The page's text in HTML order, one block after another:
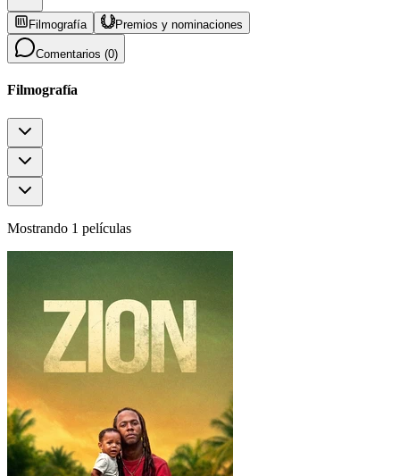
Filmografía Premios y nominaciones
Comentarios (0)
Filmografía
Mostrando 1 películas